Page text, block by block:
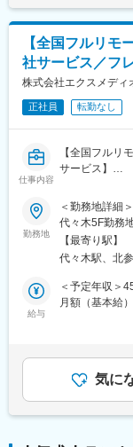
ります。
変更の範囲：
やすく、科学
【取り扱い製
■医療用医薬品
■効果効能や臨
■座談会等の記
■MRの研修テ
■患者向け説明
■Webサイト
企画制作部は
っており、1チ
ら転職してき
フが揃ってい
【キャリアパ
ゆくゆくは販
【弊社の特徴】
■ライター所属
す。
【全国フルリモ
社サービス／フ
株式会社エクスメディ
正社員 転勤なし
仕事内容
【全国フルリ
サービス】
医師専用Web
ラ」のUI/UX
■業務内容：
医師という専
ケティング・
す。PM・開発
っていただき
勤務地
＜勤務地詳細
代々木5F勤務
面禁煙変更の
【最寄り駅】
代々木駅、北
給与
＜予定年収＞
月額（基本給
残業手当＞有
当賃金はあく
能性がありま
気に